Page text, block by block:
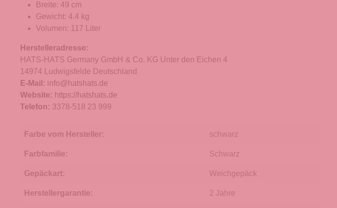
Breite: 49 cm
Gewicht: 4.4 kg
Volumen: 117 Liter
Herstelleradresse:
HATS-HATS Germany GmbH & Co. KG Unter den Eichen 4
14974 Ludwigsfelde Deutschland
E-Mail: info@hatshats.de
Website: https://hatshats.de
Telefon: 3378-518 23 999
Farbe vom Hersteller: schwarz
Farbfamilie: Schwarz
Gepäckart: Weichgepäck
Herstellergarantie: 2 Jahre